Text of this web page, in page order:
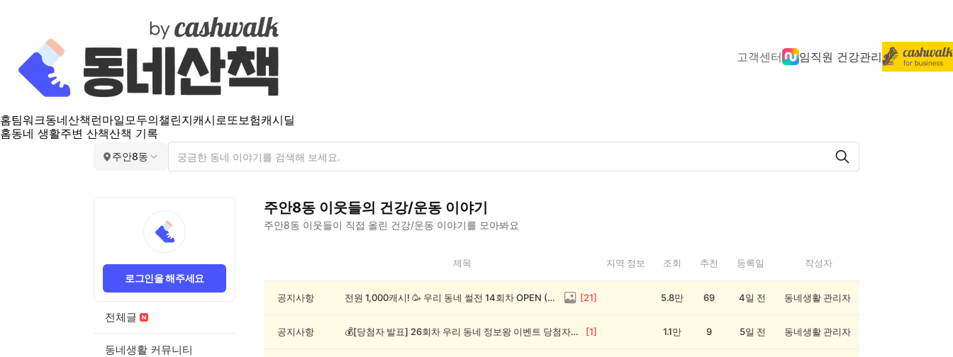
고객센터 임직원 건강관리
홈팀워크동네산책 런마일모두의챌린지캐시로또보험캐시딜
홈동네 생활주변 산책산책 기록
주안8동
로그인을 해주세요
전체글
동네생활 커뮤니티
주안8동 이웃들의 건강/운동 이야기
주안8동 이웃들이 직접 올린 건강/운동 이야기를 모아봐요
8
제목 지역 정보 조회 추천 등록일 작성자
공지사항 전원 1,000캐시! 🥳 우리 동네 썰전 14회차 OPEN (~8/17) [21] 5.8만 69 4일 전 동네생활 관리자
공지사항 💰[당첨자 발표] 26회차 우리 동네 정보왕 이벤트 당첨자를 발표합니다! [1] 1.1만 9 5일 전 동네생활 관리자